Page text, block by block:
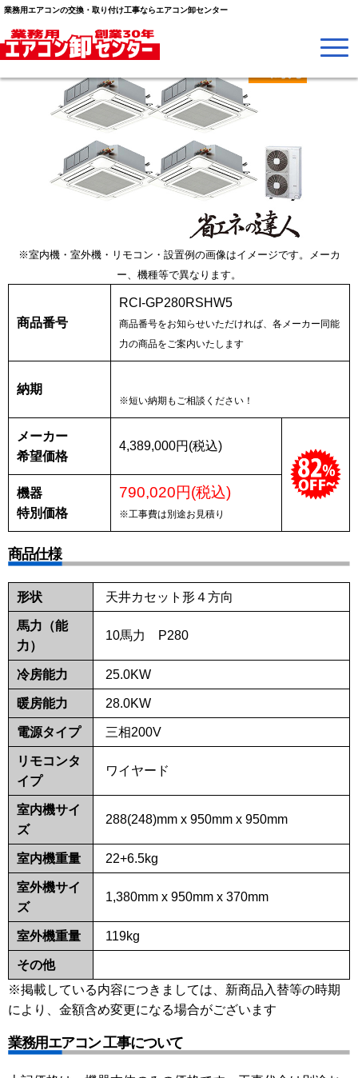
業務用エアコンの交換・取り付け工事ならエアコン卸センター
※室内機・室外機・リモコン・設置例の画像はイメージです。メーカ
ー、機種等で異なります。
商品番号
RCI-GP280RSHW5
商品番号をお知らせいただければ、各メーカー同能
力の商品をご案内いたします
納期
※短い納期もご相談ください！
メーカー
希望価格
4,389,000円(税込)
機器
特別価格
790,020円(税込)
※工事費は別途お見積り
商品仕様
形状 天井カセット形４方向
馬力（能
力）
10馬力 P280
冷房能力 25.0KW
暖房能力 28.0KW
電源タイプ 三相200V
リモコンタ
イプ
ワイヤード
室内機サイ
ズ
288(248)mm x 950mm x 950mm
室内機重量 22+6.5kg
室外機サイ
ズ
1,380mm x 950mm x 370mm
室外機重量 119kg
その他
※掲載している内容につきましては、新商品入替等の時期
により、金額含め変更になる場合がございます
業務用エアコン 工事について